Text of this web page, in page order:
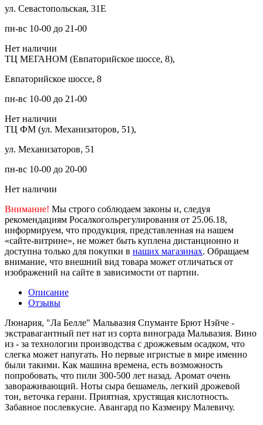
ул. Севастопольская, 31Е
пн-вс 10-00 до 21-00
Нет наличии
ТЦ МЕГАНОМ (Евпаторийское шоссе, 8),
Евпаторийское шоссе, 8
пн-вс 10-00 до 21-00
Нет наличии
ТЦ ФМ (ул. Механизаторов, 51),
ул. Механизаторов, 51
пн-вс 10-00 до 20-00
Нет наличии
Внимание! Мы строго соблюдаем законы и, следуя
рекомендациям Росалкогольрегулирования от 25.06.18,
информируем, что продукция, представленная на нашем
«сайте-витрине», не может быть куплена дистанционно и
доступна только для покупки в наших магазинах. Обращаем
внимание, что внешний вид товара может отличаться от
изображений на сайте в зависимости от партии.
Описание
Отзывы
Люнария, "Ла Белле" Мальвазия Спуманте Брют Нэйче -
экстравагантный пет нат из сорта винограда Мальвазия. Вино
из - за технологии производства с дрожжевым осадком, что
слегка может напугать. Но первые игристые в мире именно
были такими. Как машина времена, есть возможность
попробовать, что пили 300-500 лет назад. Аромат очень
завораживающий. Ноты сыра бешамель, легкий дрожевой
тон, веточка герани. Приятная, хрустящая кислотность.
Забавное послевкусие. Авангард по Казмеиру Малевичу.